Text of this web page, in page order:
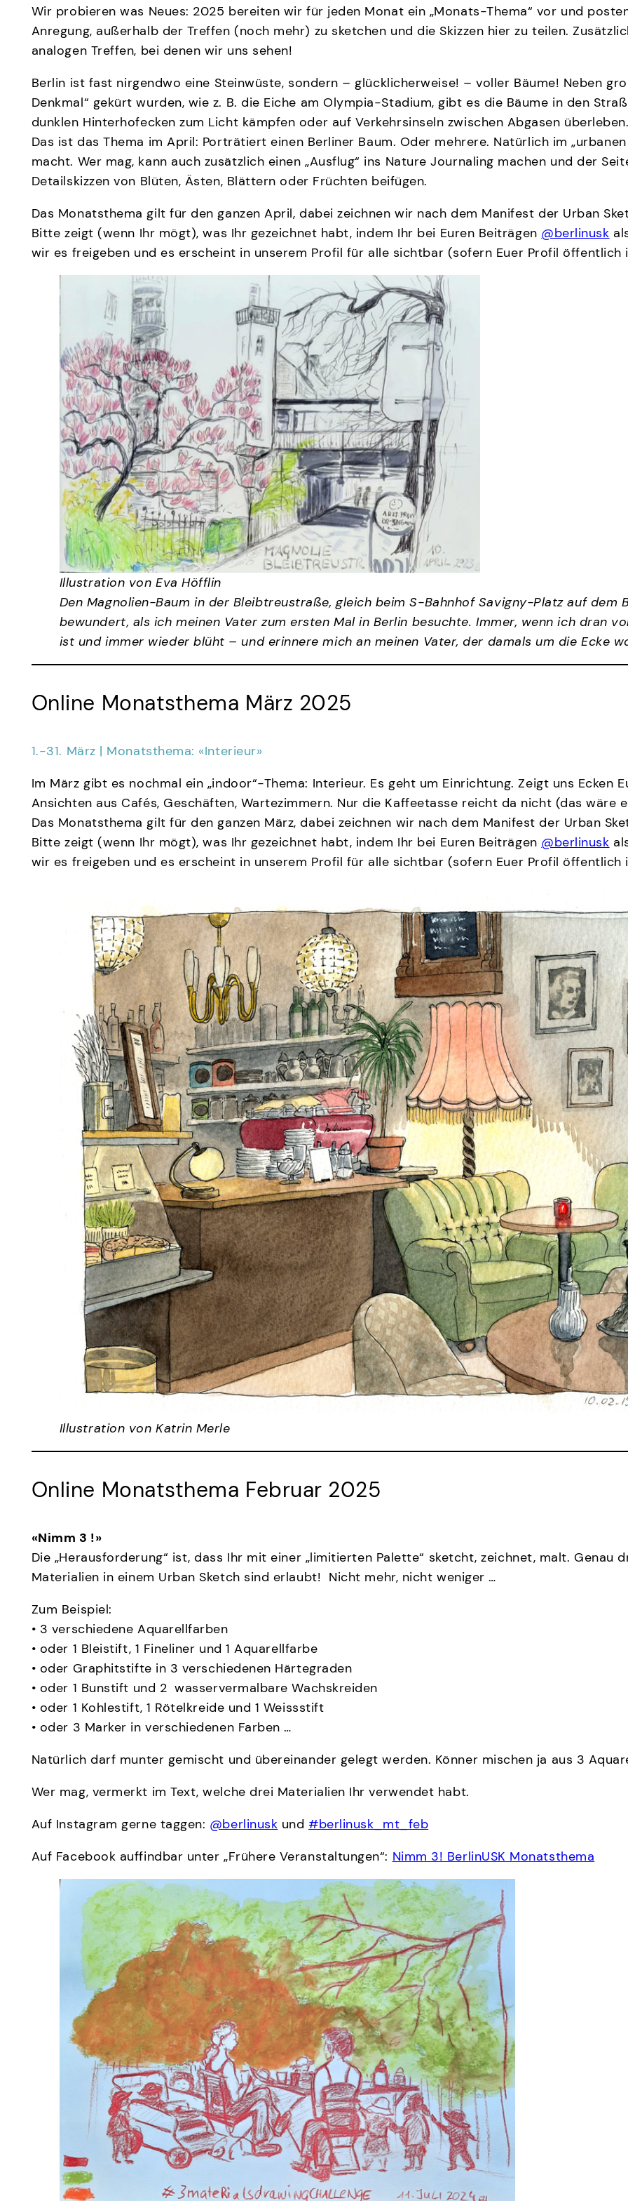
Wir probieren was Neues: 2025 bereiten wir für jeden Monat ein „Monats-Thema“ vor und
Anregung, außerhalb der Treffen (noch mehr) zu sketchen und die Skizzen hier zu teilen.
analogen Treffen, bei denen wir uns sehen!
Berlin ist fast nirgendwo eine Steinwüste, sondern – glücklicherweise! – voller Bäume! Neben
Denkmal“ gekürt wurden, wie z. B. die Eiche am Olympia-Stadium, gibt es die Bäume in den
dunklen Hinterhofecken zum Licht kämpfen oder auf Verkehrsinseln zwischen Abgasen
Das ist das Thema im April: Porträtiert einen Berliner Baum. Oder mehrere. Natürlich im
macht. Wer mag, kann auch zusätzlich einen „Ausflug“ ins Nature Journaling machen und der
Detailskizzen von Blüten, Ästen, Blättern oder Früchten beifügen.
Das Monatsthema gilt für den ganzen April, dabei zeichnen wir nach dem Manifest der Urban
Bitte zeigt (wenn Ihr mögt), was Ihr gezeichnet habt, indem Ihr bei Euren Beiträgen @berlinusk
wir es freigeben und es erscheint in unserem Profil für alle sichtbar (sofern Euer Profil öffentlich
Illustration von Eva Höfflin
Den Magnolien-Baum in der Bleibtreustraße, gleich beim S-Bahnhof Savigny-Platz auf dem
bewundert, als ich meinen Vater zum ersten Mal in Berlin besuchte. Immer, wenn ich dran
ist und immer wieder blüht – und erinnere mich an meinen Vater, der damals um die Ecke
Online Monatsthema März 2025
1.-31. März | Monatsthema: «Interieur»
Im März gibt es nochmal ein „indoor“-Thema: Interieur. Es geht um Einrichtung. Zeigt uns Ecken
Ansichten aus Cafés, Geschäften, Wartezimmern. Nur die Kaffeetasse reicht da nicht (das wäre
Das Monatsthema gilt für den ganzen März, dabei zeichnen wir nach dem Manifest der Urban
Bitte zeigt (wenn Ihr mögt), was Ihr gezeichnet habt, indem Ihr bei Euren Beiträgen @berlinusk
wir es freigeben und es erscheint in unserem Profil für alle sichtbar (sofern Euer Profil öffentlich
Illustration von Katrin Merle
Online Monatsthema Februar 2025
«Nimm 3 !»
Die „Herausforderung“ ist, dass Ihr mit einer „limitierten Palette“ sketcht, zeichnet, malt. Genau
Materialien in einem Urban Sketch sind erlaubt! Nicht mehr, nicht weniger …
Zum Beispiel:
• 3 verschiedene Aquarellfarben
• oder 1 Bleistift, 1 Fineliner und 1 Aquarellfarbe
• oder Graphitstifte in 3 verschiedenen Härtegraden
• oder 1 Bunstift und 2 wasservermalbare Wachskreiden
• oder 1 Kohlestift, 1 Rötelkreide und 1 Weissstift
• oder 3 Marker in verschiedenen Farben …
Natürlich darf munter gemischt und übereinander gelegt werden. Könner mischen ja aus 3
Wer mag, vermerkt im Text, welche drei Materialien Ihr verwendet habt.
Auf Instagram gerne taggen: @berlinusk und#berlinusk_mt_feb
Auf Facebook auffindbar unter „Frühere Veranstaltungen“: Nimm 3! BerlinUSK Monatsthema